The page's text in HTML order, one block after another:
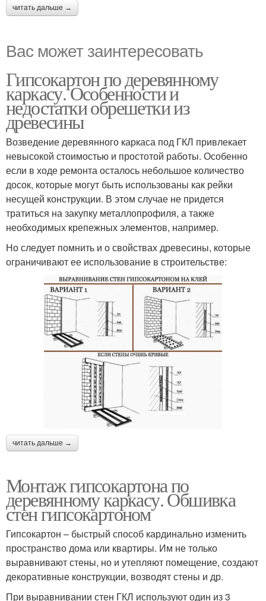
читать дальше →
Вас может заинтересовать
Гипсокартон по деревянному
каркасу. Особенности и
недостатки обрешетки из
древесины
Возведение деревянного каркаса под ГКЛ привлекает
невысокой стоимостью и простотой работы. Особенно
если в ходе ремонта осталось небольшое количество
досок, которые могут быть использованы как рейки
несущей конструкции. В этом случае не придется
тратиться на закупку металлопрофиля, а также
необходимых крепежных элементов, например.
Но следует помнить и о свойствах древесины, которые
ограничивают ее использование в строительстве:
читать дальше →
Монтаж гипсокартона по
деревянному каркасу. Обшивка
стен гипсокартоном
Гипсокартон – быстрый способ кардинально изменить
пространство дома или квартиры. Им не только
выравнивают стены, но и утепляют помещение, создают
декоративные конструкции, возводят стены и др.
При выравнивании стен ГКЛ используют один из 3